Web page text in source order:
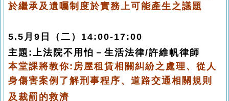
於繼承及遺囑制度於實務上可能產生之議題
5.5月9日（二）14:00-17:00
主題 :上法院不用怕－生活法律/許維帆律師
本堂課將教你:房屋租賃相關糾紛之處理、 從人
身傷害案例了解刑事程序、道路交通相關規則
及裁罰的救濟